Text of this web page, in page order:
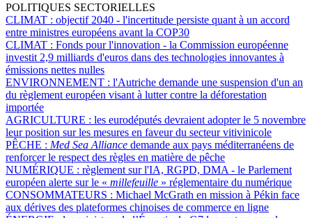
POLITIQUES SECTORIELLES
CLIMAT : objectif 2040 - l'incertitude persiste quant à un accord
entre ministres européens avant la COP30
CLIMAT : Fonds pour l'innovation - la Commission européenne
investit 2,9 milliards d'euros dans des technologies innovantes à
émissions nettes nulles
ENVIRONNEMENT : l'Autriche demande une suspension d'un an
du règlement européen visant à lutter contre la déforestation
importée
AGRICULTURE : les eurodéputés devraient adopter le 5 novembre
leur position sur les mesures en faveur du secteur vitivinicole
PÊCHE : Med Sea Alliance demande aux pays méditerranéens de
renforcer le respect des règles en matière de pêche
NUMÉRIQUE : règlement sur l'IA, RGPD, DMA - le Parlement
européen alerte sur le « millefeuille » réglementaire du numérique
CONSOMMATEURS : Michael McGrath en mission à Pékin face
aux dérives des plateformes chinoises de commerce en ligne